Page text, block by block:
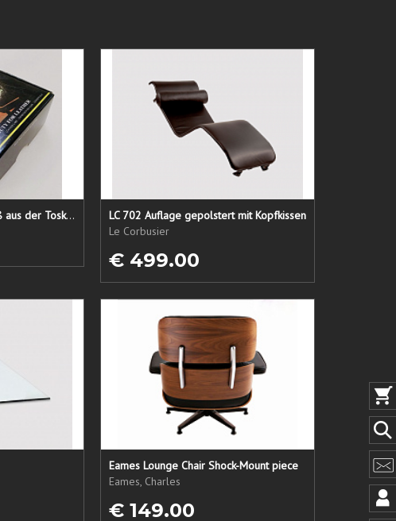
Lederpflege-Set ein Gruß aus der Toskana...
LC 702 Auflage gepolstert mit Kopfkissen
Le Corbusier
€ 499.00
Eames Lounge Chair Shock-Mount piece
Eames, Charles
€ 149.00